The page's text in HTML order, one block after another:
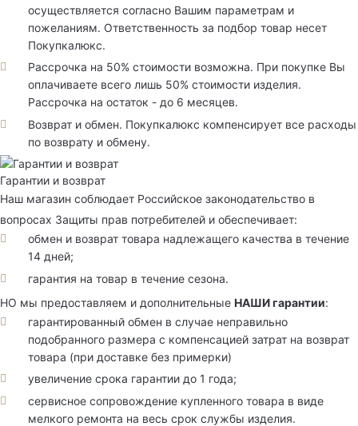
осуществляется согласно Вашим параметрам и
пожеланиям. Ответственность за подбор товар несет
Покупкалюкс.
Рассрочка на 50% стоимости возможна. При покупке Вы
оплачиваете всего лишь 50% стоимости изделия.
Рассрочка на остаток - до 6 месяцев.
Возврат и обмен. Покупкалюкс компенсирует все расходы
по возврату и обмену.
Гарантии и возврат
Наш магазин соблюдает Российское законодательство в
вопросах Защиты прав потребителей и обеспечивает:
обмен и возврат товара надлежащего качества в течение
14 дней;
гарантия на товар в течение сезона.
НО мы предоставляем и дополнительные НАШИ гарантии:
гарантированный обмен в случае неправильно
подобранного размера с компенсацией затрат на возврат
товара (при доставке без примерки)
увеличение срока гарантии до 1 года;
сервисное сопровождение купленного товара в виде
мелкого ремонта на весь срок службы изделия.